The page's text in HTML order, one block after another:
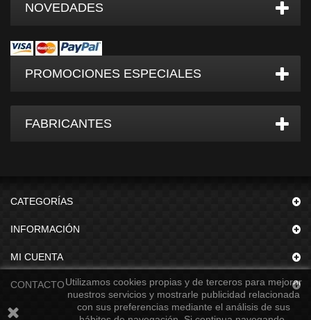
NOVEDADES
PROMOCIONES ESPECIALES
FABRICANTES
CATEGORÍAS
INFORMACIÓN
MI CUENTA
CONTACTOUtilizamos cookies propias y de terceros para mejorar
nuestros servicios y mostrarle publicidad relacionada
con sus preferencias mediante el análisis de sus